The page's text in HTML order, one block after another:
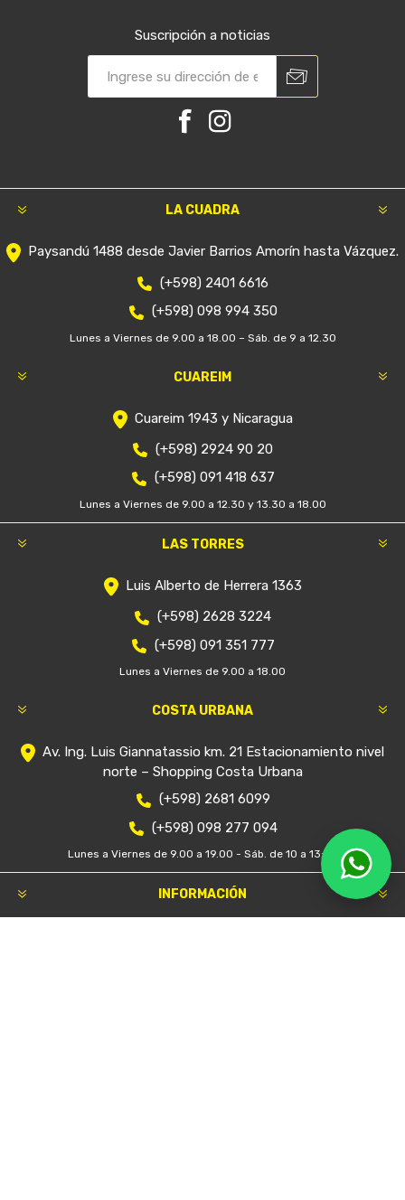
Suscripción a noticias
LA CUADRA
Paysandú 1488 desde Javier Barrios Amorín hasta Vázquez.
(+598) 2401 6616
(+598) 098 994 350
Lunes a Viernes de 9.00 a 18.00 – Sáb. de 9 a 12.30
CUAREIM
Cuareim 1943 y Nicaragua
(+598) 2924 90 20
(+598) 091 418 637
Lunes a Viernes de 9.00 a 12.30 y 13.30 a 18.00
LAS TORRES
Luis Alberto de Herrera 1363
(+598) 2628 3224
(+598) 091 351 777
Lunes a Viernes de 9.00 a 18.00
COSTA URBANA
Av. Ing. Luis Giannatassio km. 21 Estacionamiento nivel
norte – Shopping Costa Urbana
(+598) 2681 6099
(+598) 098 277 094
Lunes a Viernes de 9.00 a 19.00 - Sáb. de 10 a 13:30
INFORMACIÓN